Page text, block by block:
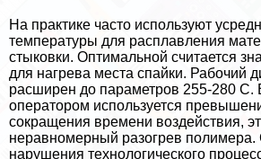
На пpaктике часто используют
температуры для расплавления
стыковки. Оптимальной считается
для нагрева места спайки. Рабочий
расширен до параметров 255-280 С.
оператором используется
сокращения времени воздействия,
неравномерный разогрев полимера.
нарушения технологического